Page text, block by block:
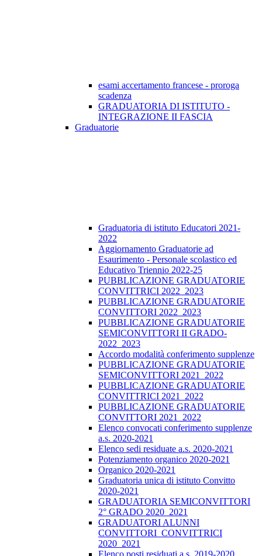
esami accertamento francese - proroga
scadenza
GRADUATORIA DI ISTITUTO -
INTEGRAZIONE II FASCIA
Graduatorie
Graduatoria di istituto Educatori 2021-
2022
Aggiornamento Graduatorie ad
Esaurimento - Personale scolastico ed
Educativo Triennio 2022-25
PUBBLICAZIONE GRADUATORIE
CONVITTRICI 2022_2023
PUBBLICAZIONE GRADUATORIE
CONVITTORI 2022_2023
PUBBLICAZIONE GRADUATORIE
SEMICONVITTORI II GRADO-
2022_2023
Accordo modalità conferimento supplenze
PUBBLICAZIONE GRADUATORIE
SEMICONVITTORI 2021_2022
PUBBLICAZIONE GRADUATORIE
CONVITTRICI 2021_2022
PUBBLICAZIONE GRADUATORIE
CONVITTORI 2021_2022
Elenco convocati conferimento supplenze
a.s. 2020-2021
Elenco sedi residuate a.s. 2020-2021
Potenziamento organico 2020-2021
Organico 2020-2021
Graduatoria unica di istituto Convitto
2020-2021
GRADUATORIA SEMICONVITTORI
2° GRADO 2020_2021
GRADUATORI ALUNNI
CONVITTORI_CONVITTRICI
2020_2021